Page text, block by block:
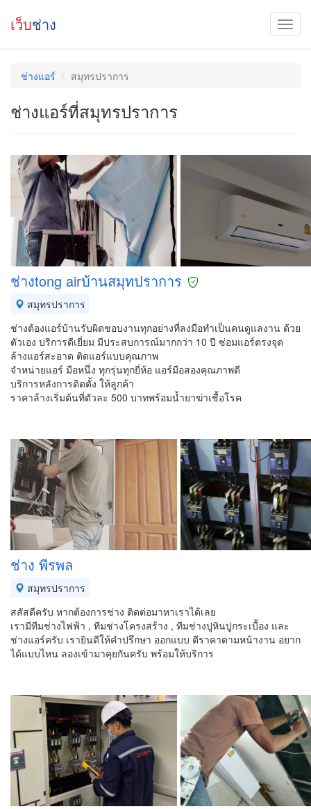
เว็บช่าง
ช่างแอร์ สมุทรปราการ
ช่างแอร์ที่สมุทรปราการ
ช่างtong airบ้านสมุทปราการ
สมุทรปราการ
ช่างต้องแอร์บ้านรับผิดชอบงานทุกอย่างที่ลงมือทำเป็นคนดูแลงาน ด้วย
ตัวเอง บริการดีเยี่ยม มีประสบการณ์มากกว่า 10 ปี ซ่อมแอร์ตรงจุด
ล้างแอร์สะอาด ติดแอร์แบบคุณภาพ
จำหน่ายแอร์ มือหนึ่ง ทุกรุ่นทุกยี่ห้อ แอร์มือสองคุณภาพดี
บริการหลังการติดตั้ง ให้ลูกค้า
ราคาล้างเริ่มต้นที่ตัวละ 500 บาทพร้อมน้ำยาฆ่าเชื้อโรค
ช่าง พีรพล
สมุทรปราการ
สสัสดีครับ หากต้องการช่าง ติดต่อมาหาเราได้เลย
เรามีทีมช่างไฟฟ้า , ทีมช่างโครงสร้าง , ทีมช่างปูหินปูกระเบื้อง และ
ช่างแอร์ครับ เรายินดีให้คำปรึกษา ออกแบบ ตีราคาตามหน้างาน อยาก
ได้แบบไหน ลองเข้ามาคุยกันครับ พร้อมให้บริการ